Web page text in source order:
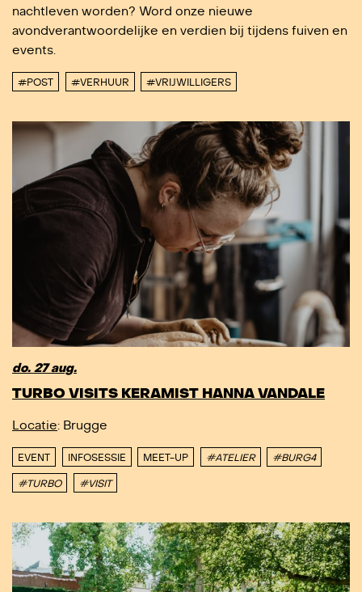
nachtleven worden? Word onze nieuwe
avondverantwoordelijke en verdien bij tijdens fuiven en
events.
#POST #VERHUUR #VRIJWILLIGERS
do. 27 aug.
TURBO VISITS KERAMIST HANNA VANDALE
Locatie: Brugge
EVENT INFOSESSIE MEET-UP #ATELIER #BURG4
#TURBO #VISIT